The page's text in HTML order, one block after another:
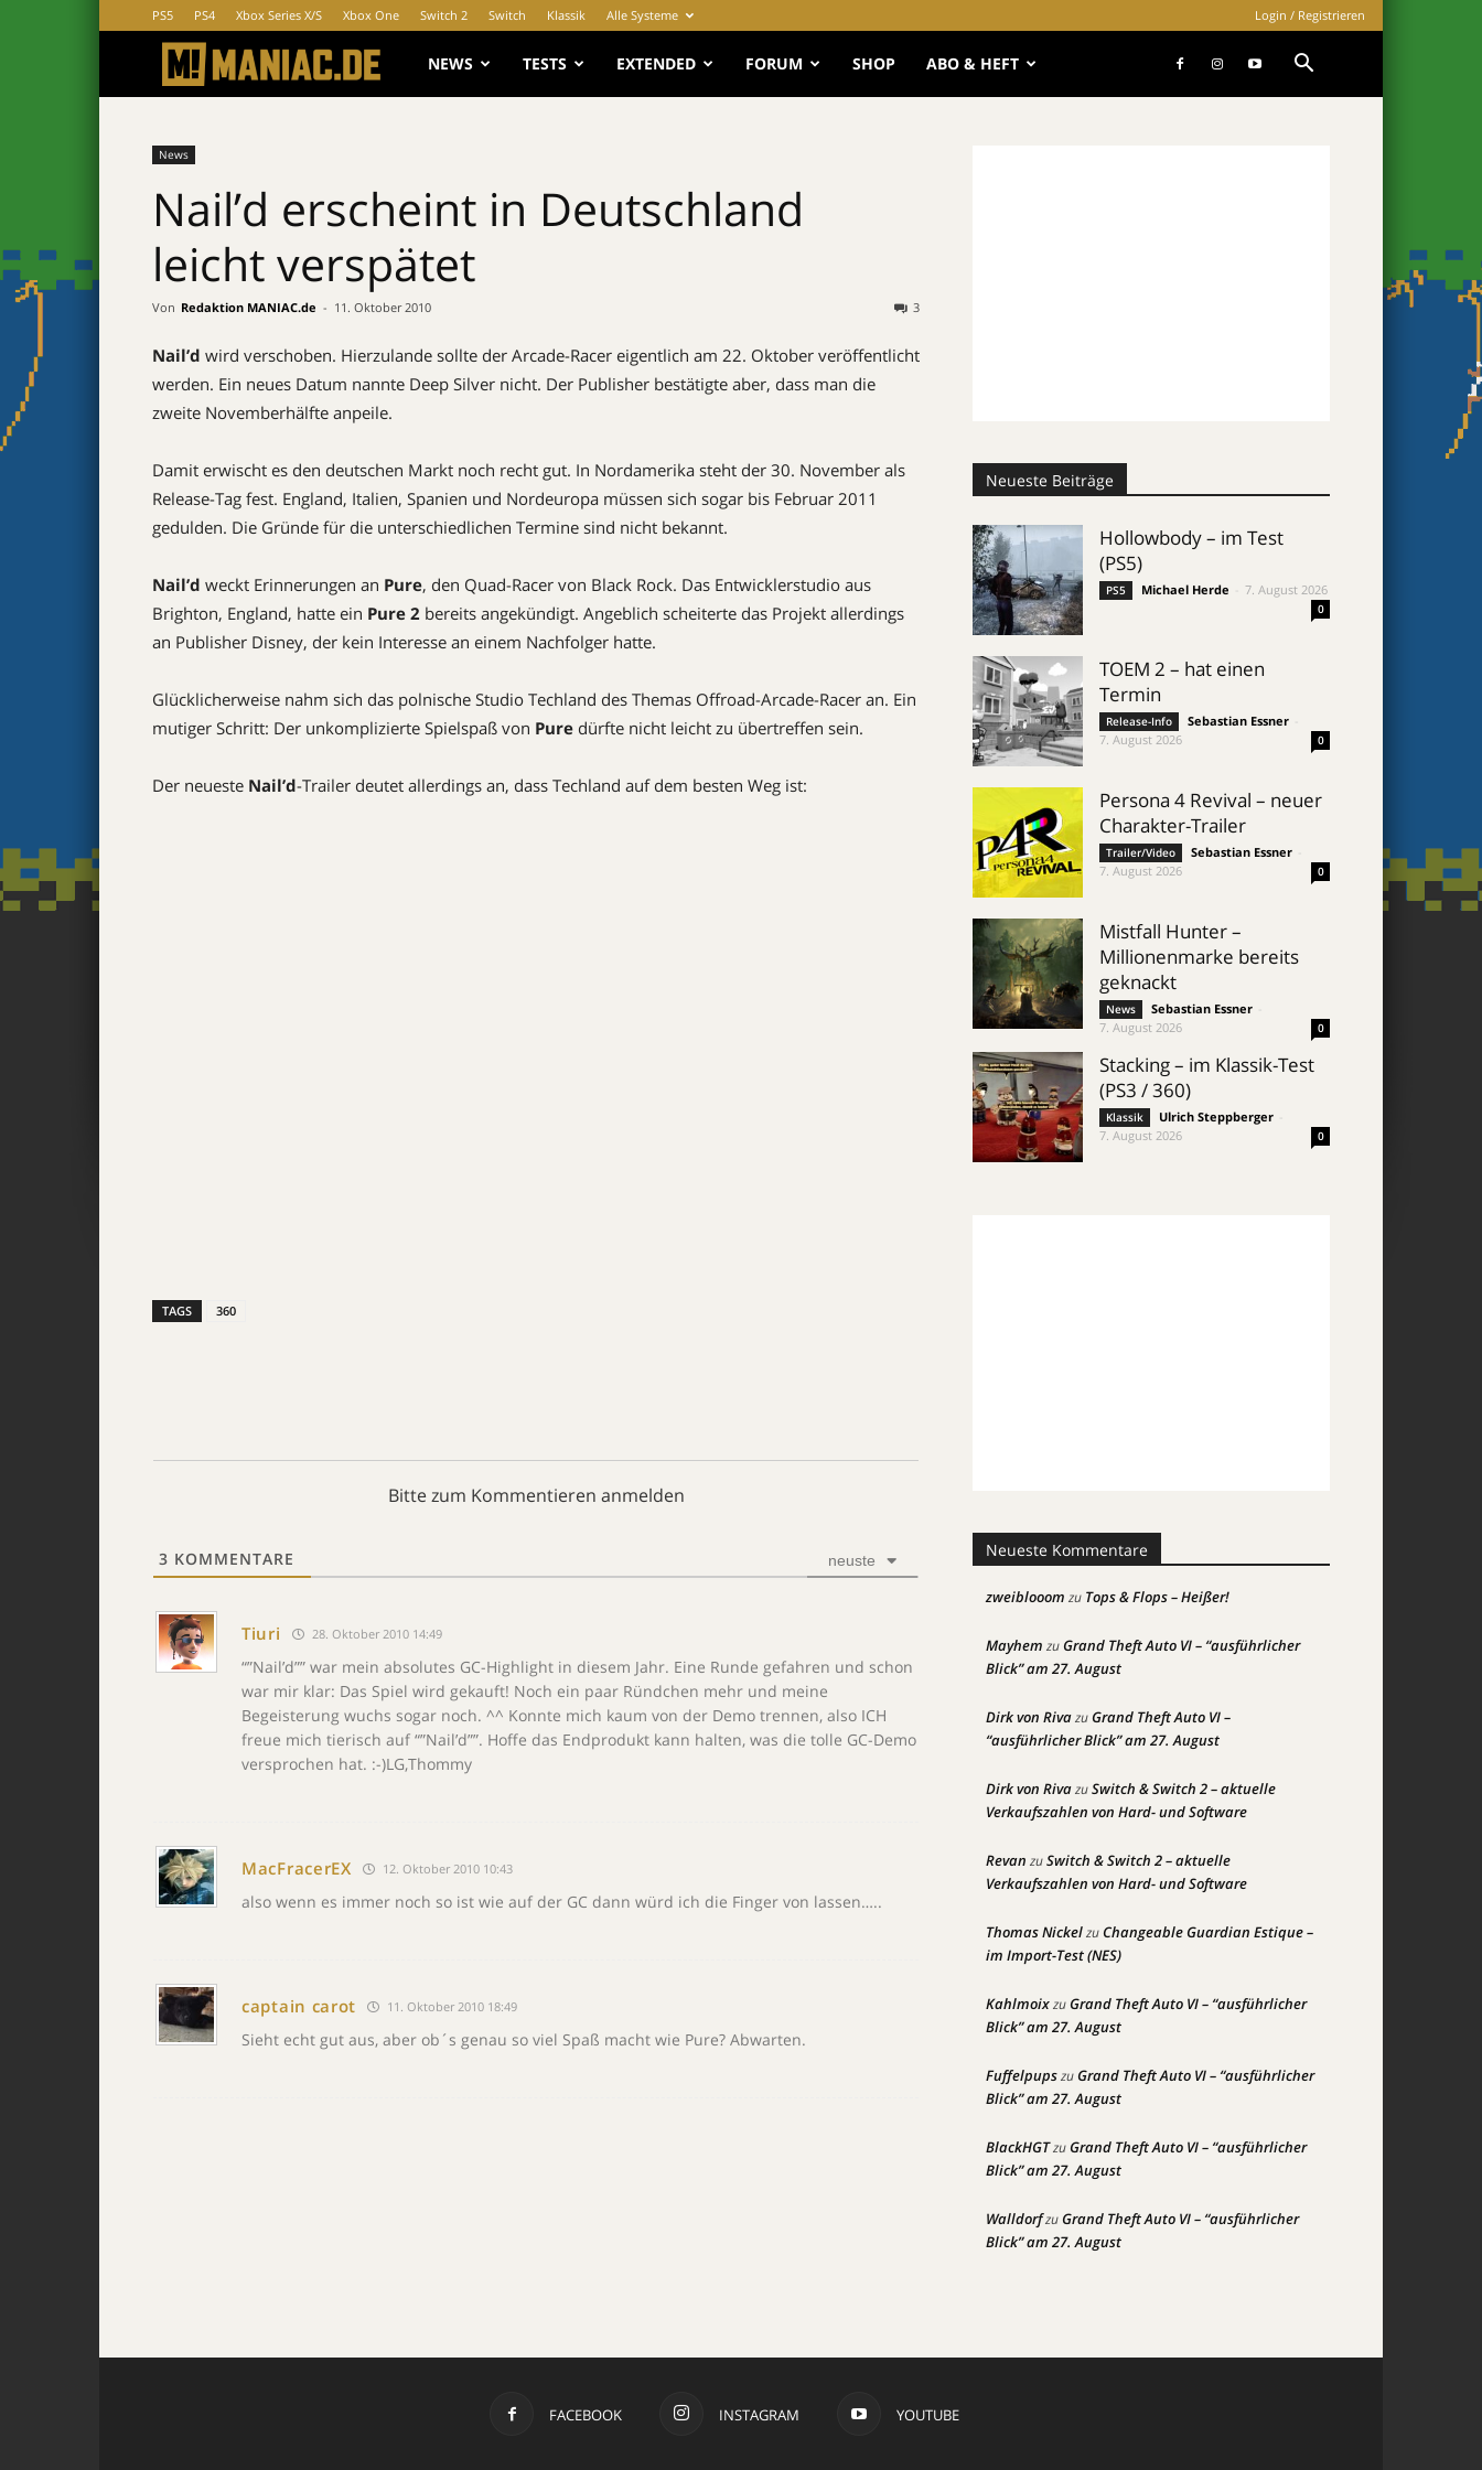
PS5 PS4 Xbox Series X/S Xbox One Switch 2 Switch Klassik Alle Systeme Login / Registrieren
MANIAC.de
NEWS TESTS EXTENDED FORUM SHOP ABO & HEFT
News
Nail’d erscheint in Deutschland
leicht verspätet
Von Redaktion MANIAC.de - 11. Oktober 2010 3
Nail’d wird verschoben. Hierzulande sollte der Arcade-Racer eigentlich am 22. Oktober veröffentlicht
werden. Ein neues Datum nannte Deep Silver nicht. Der Publisher bestätigte aber, dass man die
zweite Novemberhälfte anpeile.
Damit erwischt es den deutschen Markt noch recht gut. In Nordamerika steht der 30. November als
Release-Tag fest. England, Italien, Spanien und Nordeuropa müssen sich sogar bis Februar 2011
gedulden. Die Gründe für die unterschiedlichen Termine sind nicht bekannt.
Nail’d weckt Erinnerungen an Pure, den Quad-Racer von Black Rock. Das Entwicklerstudio aus
Brighton, England, hatte ein Pure 2 bereits angekündigt. Angeblich scheiterte das Projekt allerdings
an Publisher Disney, der kein Interesse an einem Nachfolger hatte.
Glücklicherweise nahm sich das polnische Studio Techland des Themas Offroad-Arcade-Racer an. Ein
mutiger Schritt: Der unkomplizierte Spielspaß von Pure dürfte nicht leicht zu übertreffen sein.
Der neueste Nail’d-Trailer deutet allerdings an, dass Techland auf dem besten Weg ist:
TAGS 360
Bitte zum Kommentieren anmelden
3 KOMMENTARE neuste
Tiuri 28. Oktober 2010 14:49
“”Nail’d”” war mein absolutes GC-Highlight in diesem Jahr. Eine Runde gefahren und schon
war mir klar: Das Spiel wird gekauft! Noch ein paar Ründchen mehr und meine
Begeisterung wuchs sogar noch. ^^ Konnte mich kaum von der Demo trennen, also ICH
freue mich tierisch auf “”Nail’d””. Hoffe das Endprodukt kann halten, was die tolle GC-Demo
versprochen hat. :-)LG,Thommy
MacFracerEX 12. Oktober 2010 10:43
also wenn es immer noch so ist wie auf der GC dann würd ich die Finger von lassen…..
captain carot 11. Oktober 2010 18:49
Sieht echt gut aus, aber ob´s genau so viel Spaß macht wie Pure? Abwarten.
Neueste Beiträge
Hollowbody – im Test
(PS5)
PS5 Michael Herde 7. August 2026
0
TOEM 2 – hat einen
Termin
Release-Info Sebastian Essner
7. August 2026
0
Persona 4 Revival – neuer
Charakter-Trailer
Trailer/Video Sebastian Essner
7. August 2026
0
Mistfall Hunter –
Millionenmarke bereits
geknackt
News Sebastian Essner
7. August 2026
0
Stacking – im Klassik-Test
(PS3 / 360)
Klassik Ulrich Steppberger
7. August 2026
0
Neueste Kommentare
zweiblooom zu Tops & Flops – Heißer!
Mayhem zuGrand Theft Auto VI – “ausführlicher
Blick” am 27. August
Dirk von RivazuGrand Theft Auto VI –
“ausführlicher Blick” am 27. August
Dirk von RivazuSwitch & Switch 2 – aktuelle
Verkaufszahlen von Hard- und Software
Revan zuSwitch & Switch 2 – aktuelle
Verkaufszahlen von Hard- und Software
Thomas NickelzuChangeable Guardian Estique –
im Import-Test (NES)
KahlmoixzuGrand Theft Auto VI – “ausführlicher
Blick” am 27. August
FuffelpupszuGrand Theft Auto VI – “ausführlicher
Blick” am 27. August
BlackHGTzuGrand Theft Auto VI – “ausführlicher
Blick” am 27. August
WalldorfzuGrand Theft Auto VI – “ausführlicher
Blick” am 27. August
FACEBOOK INSTAGRAM YOUTUBE